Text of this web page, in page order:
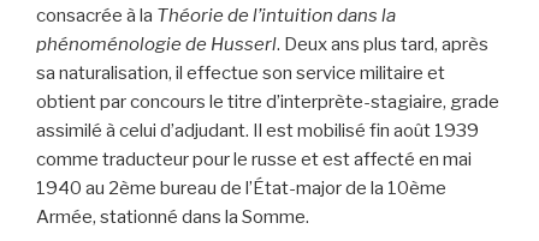
consacrée à la Théorie de l’intuition dans la
phénoménologie de Husserl. Deux ans plus tard, après
sa naturalisation, il effectue son service militaire et
obtient par concours le titre d’interprète-stagiaire, grade
assimilé à celui d’adjudant. Il est mobilisé fin août 1939
comme traducteur pour le russe et est affecté en mai
1940 au 2ème bureau de l’État-major de la 10ème
Armée, stationné dans la Somme.